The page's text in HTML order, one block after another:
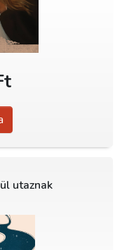
utaznak